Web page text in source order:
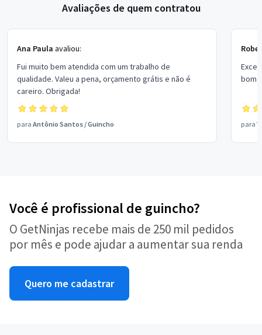
Avaliações de quem contratou
Ana Paula avaliou:
Fui muito bem atendida com um trabalho de
qualidade. Valeu a pena, orçamento grátis e não é
careiro. Obrigada!
para Antônio Santos /Guincho
bom
para
Você é profissional de guincho?
O GetNinjas recebe mais de 250 mil pedidos
por mês e pode ajudar a aumentar sua renda
Quero me cadastrar